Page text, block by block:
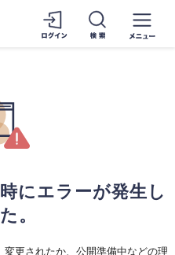
にエラーが発生し
。
更されたか、公開準備中などの理